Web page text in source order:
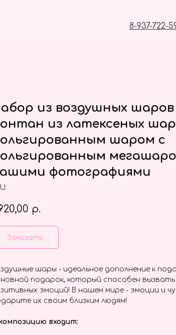
8-937-722-
из воздушных
из латексеных
шаром с
фотографиями
р.
Заказать
шары - идеальное дополнение к
подарок, который способен
эмоций! В нашем мире - эмоции и
их своим близким людям!
входит: